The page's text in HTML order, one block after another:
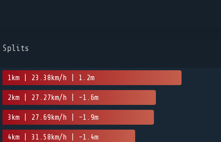
Splits
1km | 23.38km/h | 1.2m
2km | 27.27km/h | -1.6m
3km | 27.69km/h | -1.9m
4km | 31.58km/h | -1.4m